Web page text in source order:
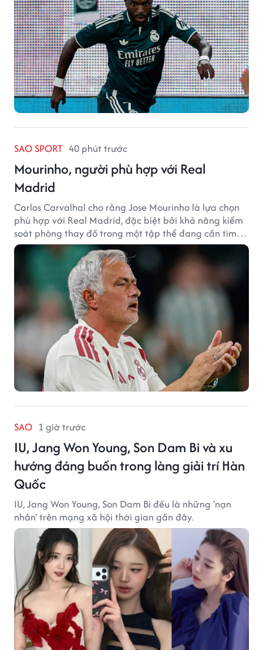
SAO SPORT 40 phút trước
Mourinho, người phù hợp với Real
Madrid
Carlos Carvalhal cho rằng Jose Mourinho là lựa chọn
phù hợp với Real Madrid, đặc biệt bởi khả năng kiểm
soát phòng thay đồ trong một tập thể đang cần tìm
lại sự ổn định.
SAO 1 giờ trước
IU, Jang Won Young, Son Dam Bi và xu
hướng đáng buồn trong làng giải trí Hàn
Quốc
IU, Jang Won Young, Son Dam Bi đều là những 'nạn
nhân' trên mạng xã hội thời gian gần đây.